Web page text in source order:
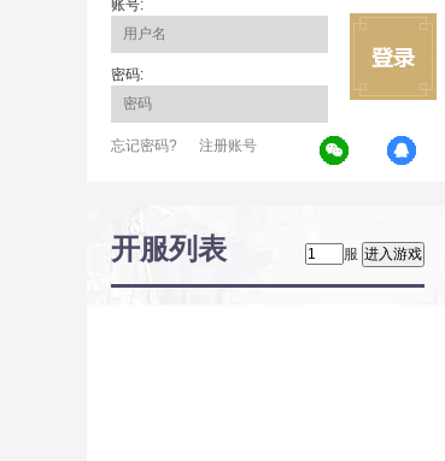
账号:
密码:
忘记密码? 注册账号
开服列表 服